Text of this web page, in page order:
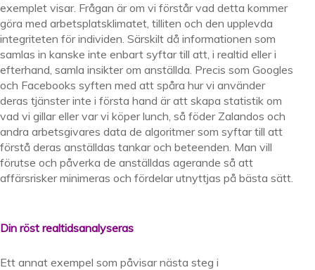
exemplet visar. Frågan är om vi förstår vad detta kommer
göra med arbetsplatsklimatet, tilliten och den upplevda
integriteten för individen. Särskilt då informationen som
samlas in kanske inte enbart syftar till att, i realtid eller i
efterhand, samla insikter om anställda. Precis som Googles
och Facebooks syften med att spåra hur vi använder
deras tjänster inte i första hand är att skapa statistik om
vad vi gillar eller var vi köper lunch, så föder Zalandos och
andra arbetsgivares data de algoritmer som syftar till att
förstå deras anställdas tankar och beteenden. Man vill
förutse och påverka de anställdas agerande så att
affärsrisker minimeras och fördelar utnyttjas på bästa sätt.
Din röst realtidsanalyseras
Ett annat exempel som påvisar nästa steg i